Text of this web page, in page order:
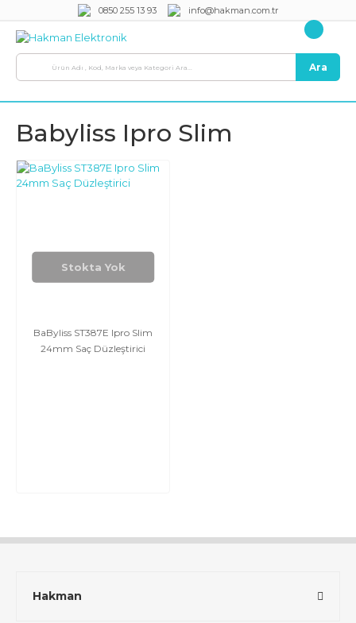
0850 255 13 93 info@hakman.com.tr
Ara
Babyliss Ipro Slim
Stokta Yok
BaByliss ST387E Ipro Slim
24mm Saç Düzleştirici
Hakman